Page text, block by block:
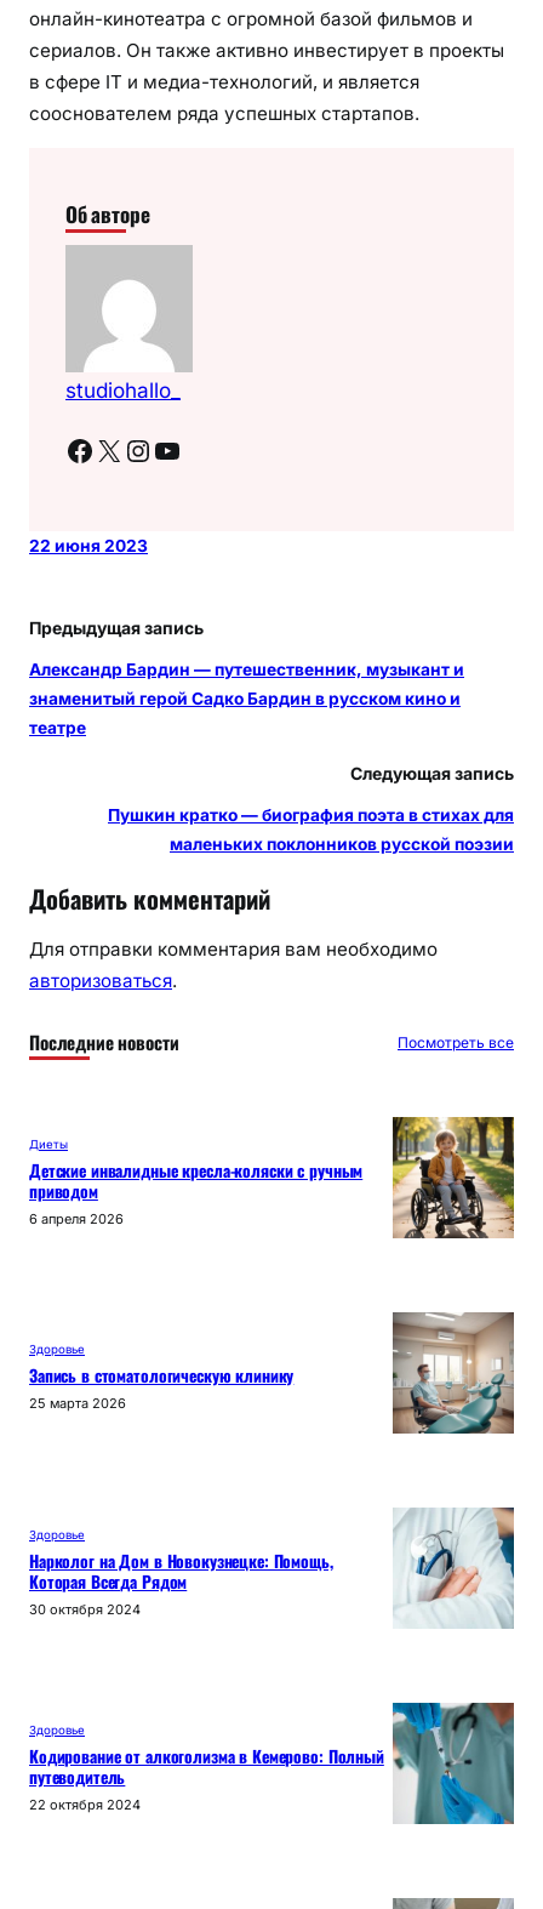
онлайн-кинотеатра с огромной базой фильмов и
сериалов. Он также активно инвестирует в проекты
в сфере IT и медиа-технологий, и является
сооснователем ряда успешных стартапов.
Об авторе
studiohallo_
Facebook X Instagram YouTube
22 июня 2023
Предыдущая запись
Александр Бардин — путешественник, музыкант и
знаменитый герой Садко Бардин в русском кино и
театре
Следующая запись
Пушкин кратко — биография поэта в стихах для
маленьких поклонников русской поэзии
Добавить комментарий
Для отправки комментария вам необходимо
авторизоваться.
Последние новости Посмотреть все
Диеты
Детские инвалидные кресла-коляски с ручным
приводом
6 апреля 2026
Здоровье
Запись в стоматологическую клинику
25 марта 2026
Здоровье
Нарколог на Дом в Новокузнецке: Помощь,
Которая Всегда Рядом
30 октября 2024
Здоровье
Кодирование от алкоголизма в Кемерово: Полный
путеводитель
22 октября 2024